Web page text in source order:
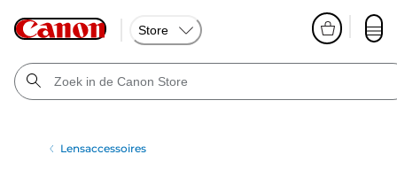
Store
Lensaccessoires